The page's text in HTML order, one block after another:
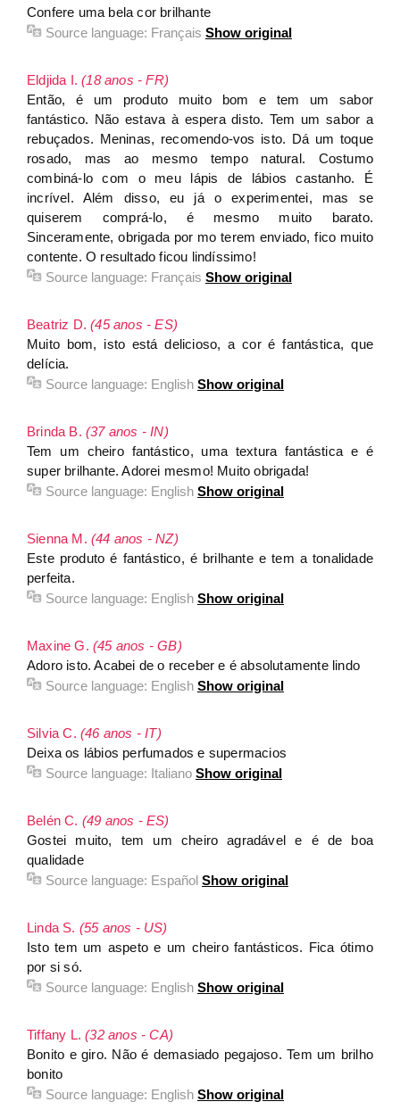
Confere uma bela cor brilhante
Source language: Français Show original
Eldjida I.(18 anos - FR)
Então, é um produto muito bom e tem um sabor
fantástico. Não estava à espera disto. Tem um sabor a
rebuçados. Meninas, recomendo-vos isto. Dá um toque
rosado, mas ao mesmo tempo natural. Costumo
combiná-lo com o meu lápis de lábios castanho. É
incrível. Além disso, eu já o experimentei, mas se
quiserem comprá-lo, é mesmo muito barato.
Sinceramente, obrigada por mo terem enviado, fico muito
contente. O resultado ficou lindíssimo!
Source language: Français Show original
Beatriz D.(45 anos - ES)
Muito bom, isto está delicioso, a cor é fantástica, que
delícia.
Source language: English Show original
Brinda B. (37 anos - IN)
Tem um cheiro fantástico, uma textura fantástica e é
super brilhante. Adorei mesmo! Muito obrigada!
Source language: English Show original
Sienna M. (44 anos - NZ)
Este produto é fantástico, é brilhante e tem a tonalidade
perfeita.
Source language: English Show original
Maxine G. (45 anos - GB)
Adoro isto. Acabei de o receber e é absolutamente lindo
Source language: English Show original
Silvia C. (46 anos - IT)
Deixa os lábios perfumados e supermacios
Source language: Italiano Show original
Belén C. (49 anos - ES)
Gostei muito, tem um cheiro agradável e é de boa
qualidade
Source language: Español Show original
Linda S. (55 anos - US)
Isto tem um aspeto e um cheiro fantásticos. Fica ótimo
por si só.
Source language: English Show original
Tiffany L.(32 anos - CA)
Bonito e giro. Não é demasiado pegajoso. Tem um brilho
bonito
Source language: English Show original